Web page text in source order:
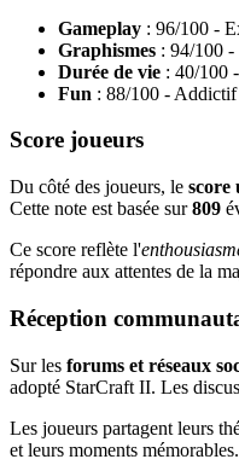
Gameplay : 96/100 -
Graphismes : 94/100
Durée de vie : 40/100
Fun : 88/100 - Addictif
Score joueurs
Du côté des joueurs, le score
Cette note est basée sur809
Ce score reflète l'
répondre aux attentes de la
Réception
Sur les forums et réseaux
adopté StarCraft II. Les
Les joueurs partagent leurs
et leurs moments